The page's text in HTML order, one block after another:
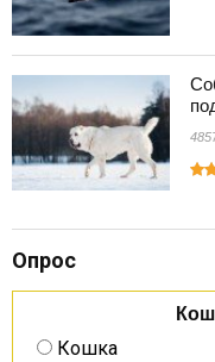
Опрос
Кошка